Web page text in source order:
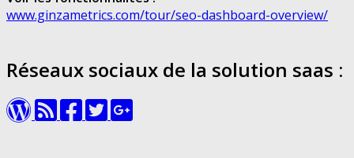
www.ginzametrics.com/tour/seo-dashboard-overview/
Réseaux sociaux de la solution saas :